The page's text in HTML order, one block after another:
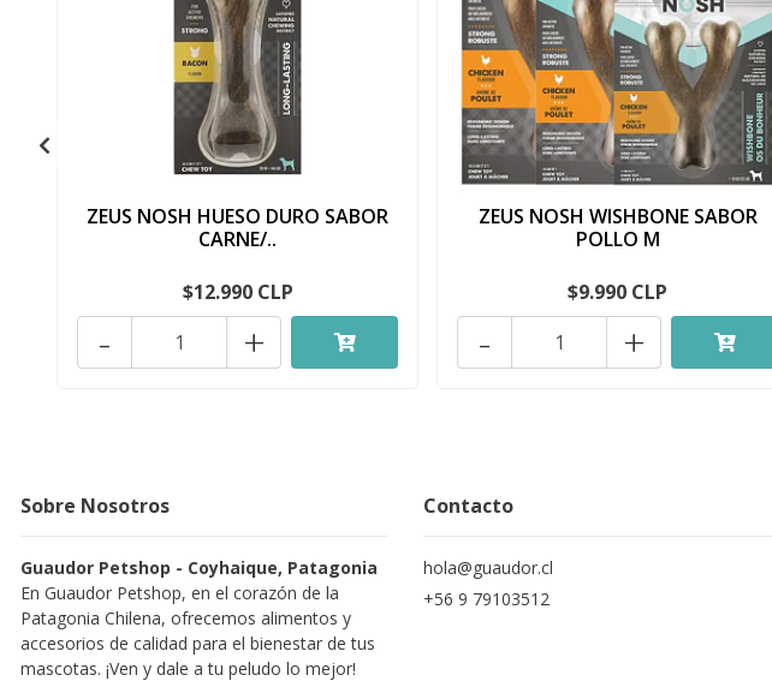
ZEUS NOSH HUESO DURO SABOR
CARNE/..
$12.990 CLP
+
-
ZEUS NOSH WISHBONE SABOR
POLLO M
$9.990 CLP
+
-
Sobre Nosotros
Guaudor Petshop - Coyhaique, Patagonia
En Guaudor Petshop, en el corazón de la
Patagonia Chilena, ofrecemos alimentos y
accesorios de calidad para el bienestar de tus
mascotas. ¡Ven y dale a tu peludo lo mejor!
Contacto
hola@guaudor.cl
+56 9 79103512